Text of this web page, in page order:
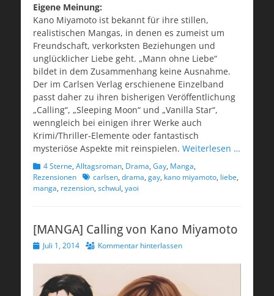
Eigene Meinung:
Kano Miyamoto ist bekannt für ihre stillen,
realistischen Mangas, in denen es zumeist um
Freundschaft, verkorksten Beziehungen und
unglücklicher Liebe geht. „Mann ohne Liebe“
bildet in dem Zusammenhang keine Ausnahme.
Der im Carlsen Verlag erschienene Einzelband
passt daher zu ihren bisherigen Veröffentlichung
„Calling“, „Sleeping Moon“ und „Vanilla Star“,
wenngleich bei einigen ihrer Werke auch
Krimi/Thriller-Elemente oder fantastisch
mysteriöse Aspekte mit reinspielen. Weiterlesen …
Kategorien
4 Sterne, Alltagsroman, Drama, Gay, Manga,
Rezensionen Schlagworte
carlsen, drama, gay, kano miyamoto, liebe,
manga, rezension, schwul, yaoi
[MANGA] Calling von Kano Miyamoto
Veröffentlicht
Juli 1, 2014 Kommentar hinterlassen